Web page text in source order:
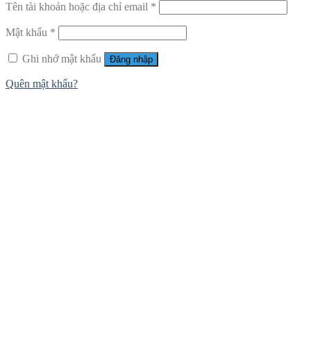
Tên tài khoản hoặc địa chỉ email *
Mật khẩu *
Ghi nhớ mật khẩu Đăng nhập
Quên mật khẩu?